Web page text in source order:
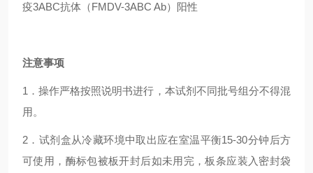
疫3ABC抗体（FMDV-3ABC Ab）阳性
注意事项
1．操作严格按照说明书进行，本试剂不同批号组分不得混
用。
2．试剂盒从冷藏环境中取出应在室温平衡15-30分钟后方
可使用，酶标包被板开封后如未用完，板条应装入密封袋